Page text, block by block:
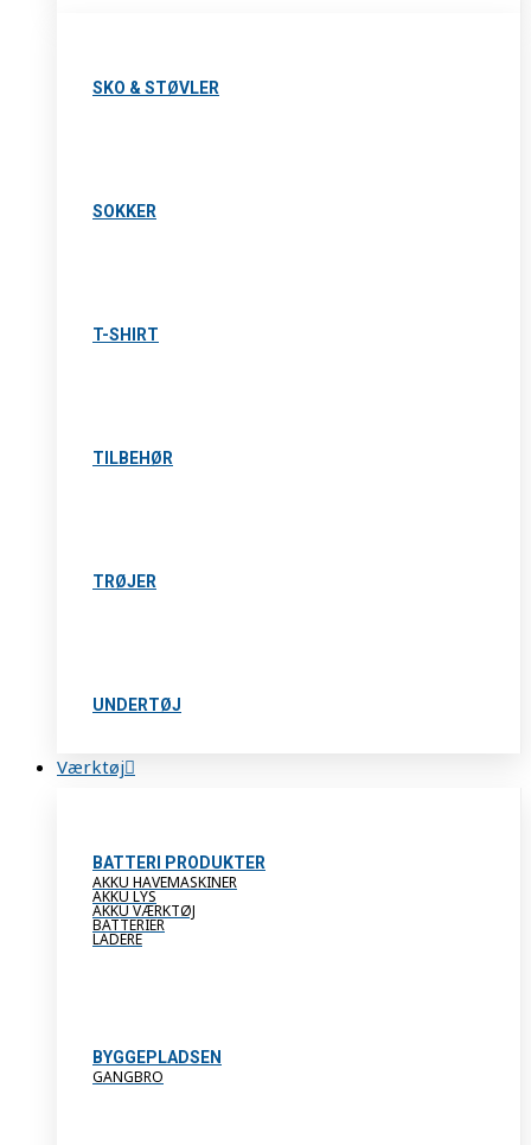
SKO & STØVLER
SOKKER
T-SHIRT
TILBEHØR
TRØJER
UNDERTØJ
Værktøj
BATTERI PRODUKTER
AKKU HAVEMASKINER
AKKU LYS
AKKU VÆRKTØJ
BATTERIER
LADERE
BYGGEPLADSEN
GANGBRO